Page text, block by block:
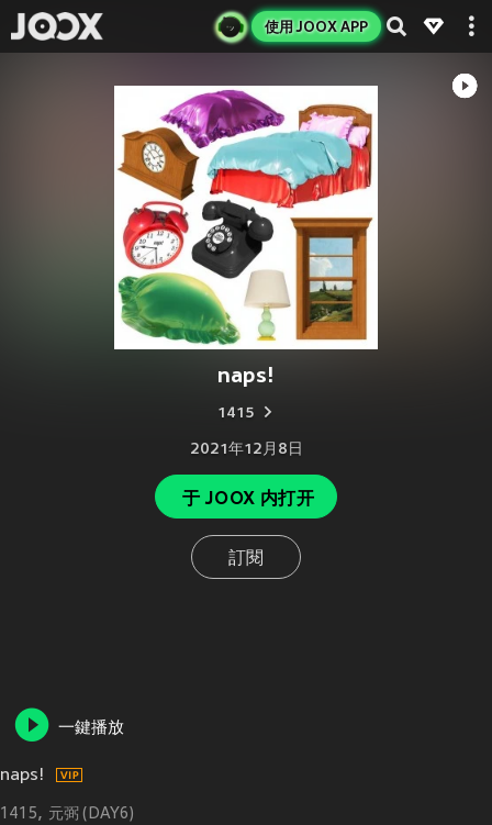
使用 JOOX APP
naps!
1415
2021年12月8日
于 JOOX 内打开
訂閱
一鍵播放
naps!
1415 元弼 (DAY6)